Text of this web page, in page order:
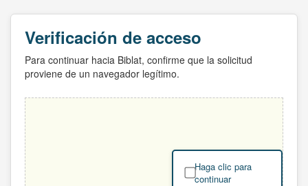
Verificación de acceso
Para continuar hacia Biblat, confirme que la solicitud
proviene de un navegador legítimo.
Haga clic para
continuar